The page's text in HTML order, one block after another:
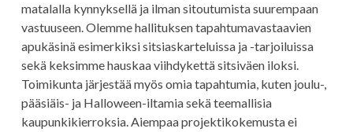
matalalla kynnyksellä ja ilman sitoutumista suurempaan
vastuuseen. Olemme hallituksen tapahtumavastaavien
apukäsinä esimerkiksi sitsiaskarteluissa ja -tarjoiluissa
sekä keksimme hauskaa viihdykettä sitsiväen iloksi.
Toimikunta järjestää myös omia tapahtumia, kuten joulu-,
pääsiäis- ja Halloween-iltamia sekä teemallisia
kaupunkikierroksia. Aiempaa projektikokemusta ei